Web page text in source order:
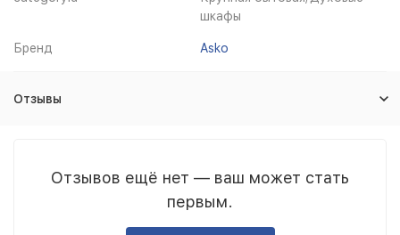
шкафы
Бренд Asko
Отзывы
Отзывов ещё нет — ваш может стать
первым.